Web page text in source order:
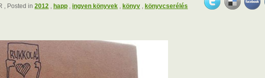
, Posted in 2012 , happ , ingyen könyvek , könyv , könyvcserélés